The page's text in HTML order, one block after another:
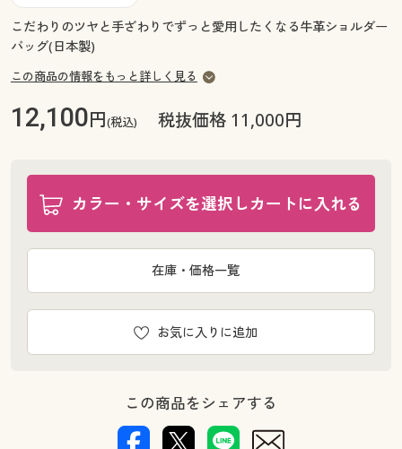
サポート
ご利用ガイド
よくある質問とお問い合わせ
ご利用ガイド
よくある質問とお問い合わせ
こだわりのツヤと手ざわりでずっと愛用したくなる牛革ショルダー
バッグ(日本製)
この商品の情報をもっと詳しく見る
12,100円(税込) 税抜価格 11,000円
カラー・サイズを選択しカートに入れる
お気に入りに追加
在庫・価格一覧
この商品をシェアする